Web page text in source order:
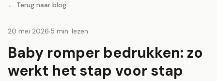
← Terug naar blog
20 mei 2026·5 min. lezen
Baby romper bedrukken: zo
werkt het stap voor stap